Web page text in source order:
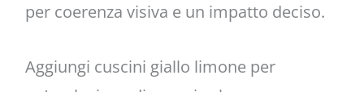
per coerenza visiva e un impatto deciso.
Aggiungi cuscini giallo limone per